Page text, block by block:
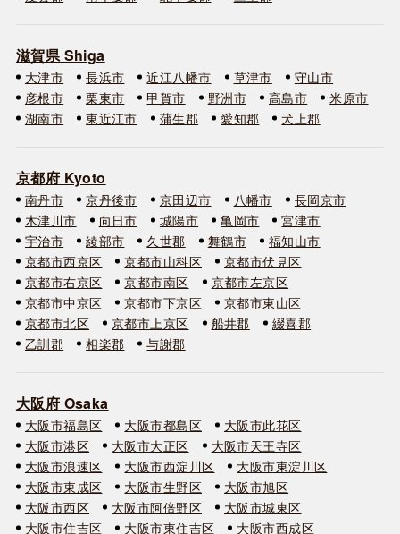
滋賀県 Shiga
大津市 長浜市 近江八幡市 草津市
守山市
彦根市
栗東市 甲賀市 野洲市 高島市
米原市
湖南市
東近江市 蒲生郡 愛知郡 犬上郡
京都府 Kyoto
南丹市 京丹後市 京田辺市 八幡市
長岡京市
木津川市
向日市 城陽市 亀岡市
宮津市
宇治市
綾部市 久世郡 舞鶴市
福知山市
京都市西京区
京都市山科区
京都市伏見区
京都市右京区
京都市南区
京都市左京区
京都市中京区
京都市下京区
京都市東山区
京都市北区
京都市上京区 船井郡
綴喜郡
乙訓郡
相楽郡 与謝郡
大阪府 Osaka
大阪市福島区 大阪市都島区
大阪市此花区
大阪市港区
大阪市大正区
大阪市天王寺区
大阪市浪速区
大阪市西淀川区
大阪市東淀川区
大阪市東成区
大阪市生野区
大阪市旭区
大阪市西区
大阪市阿倍野区
大阪市城東区
大阪市住吉区
大阪市東住吉区
大阪市西成区